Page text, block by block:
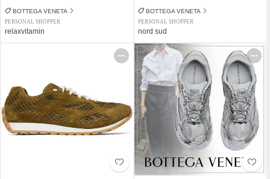
BOTTEGA VENETA
PERSONAL SHOPPER
relaxvitamin
BOTTEGA VENETA
PERSONAL SHOPPER
nord sud